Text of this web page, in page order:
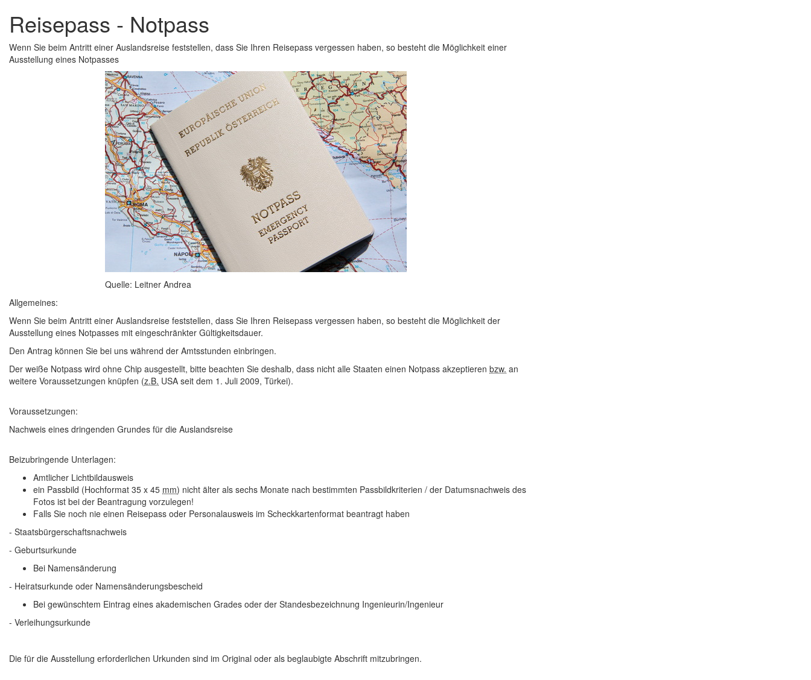
Reisepass - Notpass
Wenn Sie beim Antritt einer Auslandsreise feststellen, dass Sie Ihren Reisepass vergessen haben, so besteht die Möglichkeit einer
Ausstellung eines Notpasses
Quelle: Leitner Andrea
Allgemeines:
Wenn Sie beim Antritt einer Auslandsreise feststellen, dass Sie Ihren Reisepass vergessen haben, so besteht die Möglichkeit der
Ausstellung eines Notpasses mit eingeschränkter Gültigkeitsdauer.
Den Antrag können Sie bei uns während der Amtsstunden einbringen.
Der weiße Notpass wird ohne Chip ausgestellt, bitte beachten Sie deshalb, dass nicht alle Staaten einen Notpass akzeptieren bzw. an
weitere Voraussetzungen knüpfen (z.B. USA seit dem 1. Juli 2009, Türkei).
Voraussetzungen:
Nachweis eines dringenden Grundes für die Auslandsreise
Beizubringende Unterlagen:
Amtlicher Lichtbildausweis
ein Passbild (Hochformat 35 x 45 mm) nicht älter als sechs Monate nach bestimmten Passbildkriterien / der Datumsnachweis des
Fotos ist bei der Beantragung vorzulegen!
Falls Sie noch nie einen Reisepass oder Personalausweis im Scheckkartenformat beantragt haben
- Staatsbürgerschaftsnachweis
- Geburtsurkunde
Bei Namensänderung
- Heiratsurkunde oder Namensänderungsbescheid
Bei gewünschtem Eintrag eines akademischen Grades oder der Standesbezeichnung Ingenieurin/Ingenieur
- Verleihungsurkunde
Die für die Ausstellung erforderlichen Urkunden sind im Original oder als beglaubigte Abschrift mitzubringen.